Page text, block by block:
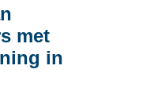
met
in